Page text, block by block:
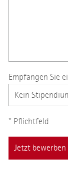
Empfangen Sie
* Pflichtfeld
Jetzt bewerben